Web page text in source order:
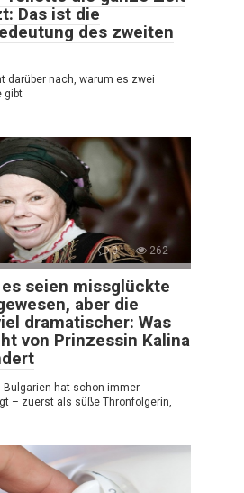
Das ist die
des zweiten
darüber nach, warum es zwei
gibt
0 262
seien missglückte
aber die
dramatischer: Was
von Prinzessin Kalina
Bulgarien hat schon immer
– zuerst als süße Thronfolgerin,